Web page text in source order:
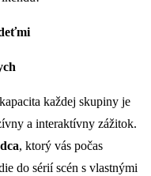
každej skupiny je
a interaktívny zážitok.
, ktorý vás počas
do sérií scén s vlastnými